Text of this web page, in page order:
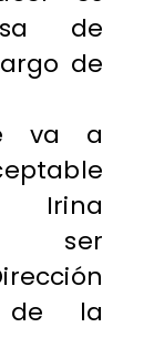
de
de
va a
Irina
ser
de la